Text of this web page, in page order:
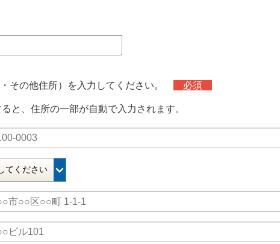
その他住所）を入力してください。 必須
と、住所の一部が自動で入力されます。